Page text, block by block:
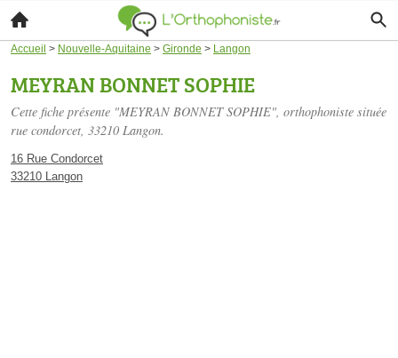
Accueil > Nouvelle-Aquitaine > Gironde > Langon
MEYRAN BONNET SOPHIE
Cette fiche présente "MEYRAN BONNET SOPHIE", orthophoniste située
rue condorcet, 33210 Langon.
16 Rue Condorcet
33210 Langon